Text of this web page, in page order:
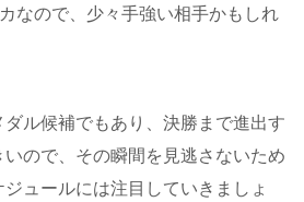
なので、少々手強い相手かもしれ
ル候補でもあり、決勝まで進出す
ので、その瞬間を見逃さないため
ュールには注目していきましょ